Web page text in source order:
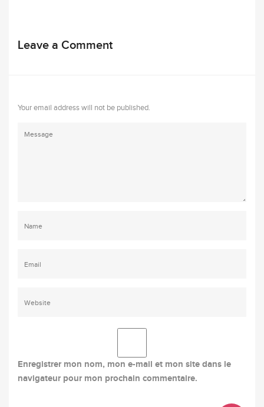
Leave a Comment
Your email address will not be published.
Enregistrer mon nom, mon e-mail et mon site dans le
navigateur pour mon prochain commentaire.